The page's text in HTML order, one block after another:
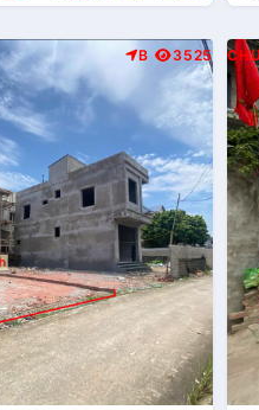
B 3525